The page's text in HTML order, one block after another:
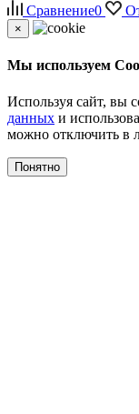
Сравнение0
×
Мы используем
Используя сайт, вы
данных и
можно отключить в
Понятно